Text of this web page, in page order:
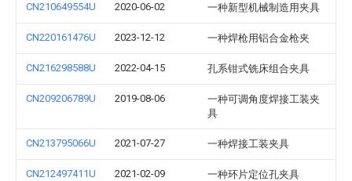
CN210649554U 2020-06-02 一种新型机械制造用夹具
CN220161476U 2023-12-12 一种焊枪用铝合金枪夹
CN216298588U 2022-04-15 孔系钳式铣床组合夹具
CN209206789U 2019-08-06
一种可调角度焊接工装夹
具
CN213795066U 2021-07-27 一种焊接工装夹具
CN212497411U 2021-02-09 一种环片定位孔夹具